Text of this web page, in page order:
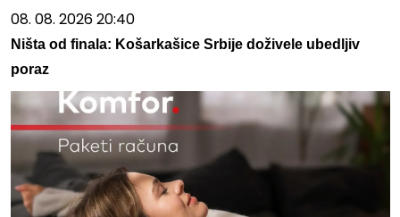
08. 08. 2026 20:40
Ništa od finala: Košarkašice Srbije doživele ubedljiv
poraz